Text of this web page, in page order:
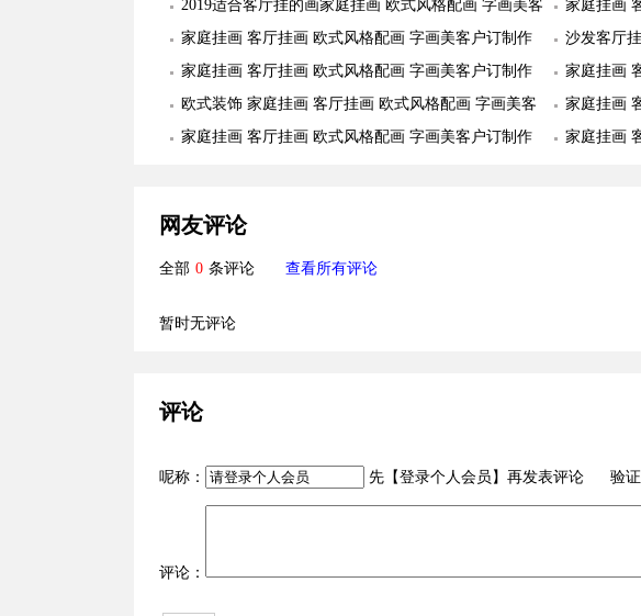
2019适合客厅挂的画家庭挂画 欧式风格配画 字画美客
户订制作品安装实际图
家庭挂画
品安装实
家庭挂画 客厅挂画 欧式风格配画 字画美客户订制作
品安装实际图
沙发客厅
美客户订
家庭挂画 客厅挂画 欧式风格配画 字画美客户订制作
品安装实际图
家庭挂画
品安装实
欧式装饰 家庭挂画 客厅挂画 欧式风格配画 字画美客
户订制作品安装实际图
家庭挂画
品安装实
家庭挂画 客厅挂画 欧式风格配画 字画美客户订制作
家庭挂画
网友评论
全部 0 条评论 查看所有评论
暂时无评论
评论
呢称： 先【登录个人会员 】再发表评论 验证
评论：